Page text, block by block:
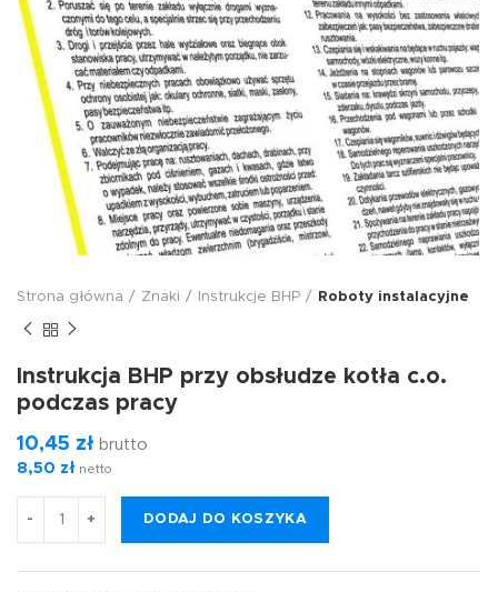
Strona główna Znaki Instrukcje BHP Roboty instalacyjne
Instrukcja BHP przy obsłudze kotła c.o.
podczas pracy
10,45 zł brutto
8,50 zł netto
DODAJ DO KOSZYKA